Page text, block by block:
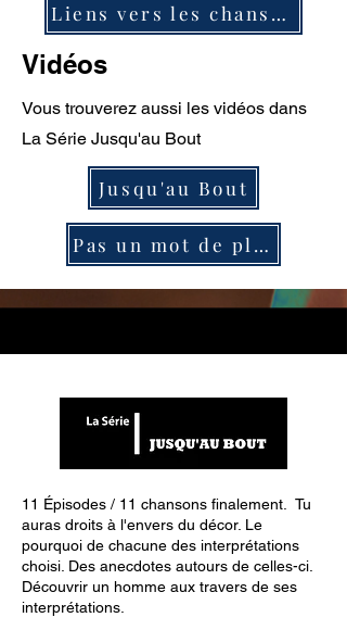
Liens vers les chansons
Vidéos
Vous trouverez aussi les vidéos dans
La Série Jusqu'au Bout
Jusqu'au Bout
Pas un mot de plus
11 Épisodes / 11 chansons finalement. Tu
auras droits à l'envers du décor. Le
pourquoi de chacune des interprétations
choisi. Des anecdotes autours de celles-ci.
Découvrir un homme aux travers de ses
interprétations.